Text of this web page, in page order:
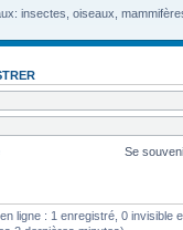
insectes, oiseaux,
Se
ligne : 1 enregistré, 0 invisible